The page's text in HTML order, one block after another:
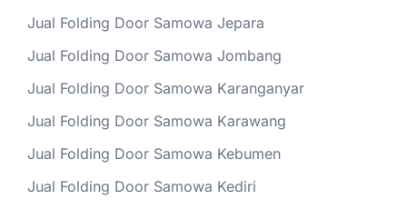
Jual Folding Door Samowa Jepara
Jual Folding Door Samowa Jombang
Jual Folding Door Samowa Karanganyar
Jual Folding Door Samowa Karawang
Jual Folding Door Samowa Kebumen
Jual Folding Door Samowa Kediri